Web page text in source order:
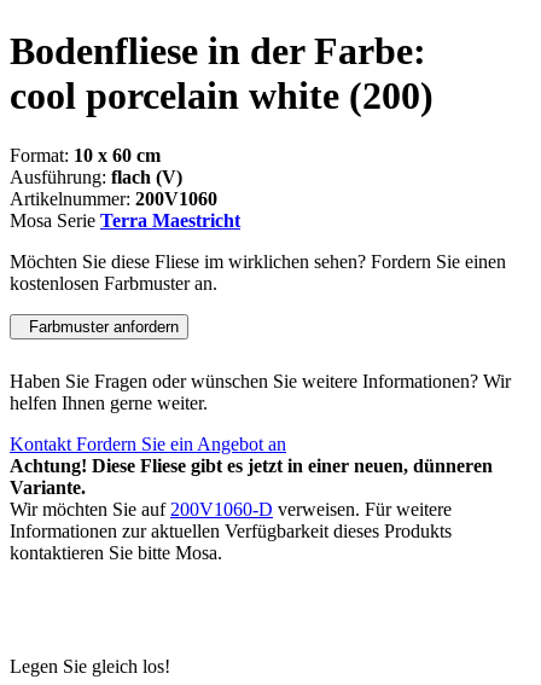
Bodenfliese in der Farbe:
cool porcelain white (200)
Format: 10 x 60 cm
Ausführung: flach (V)
Artikelnummer: 200V1060
Mosa Serie Terra Maestricht
Möchten Sie diese Fliese im wirklichen sehen? Fordern Sie einen
kostenlosen Farbmuster an.
Farbmuster anfordern
Haben Sie Fragen oder wünschen Sie weitere Informationen? Wir
helfen Ihnen gerne weiter.
Kontakt Fordern Sie ein Angebot an
Achtung! Diese Fliese gibt es jetzt in einer neuen, dünneren
Variante.
Wir möchten Sie auf 200V1060-D verweisen. Für weitere
Informationen zur aktuellen Verfügbarkeit dieses Produkts
kontaktieren Sie bitte Mosa.
Legen Sie gleich los!